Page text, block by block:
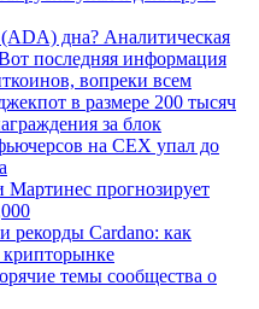
дна? Аналитическая
последняя информация
вопреки всем
в размере 200 тысяч
за блок
на CEX упал до
прогнозирует
рекорды Cardano: как
крипторынке
темы сообщества о